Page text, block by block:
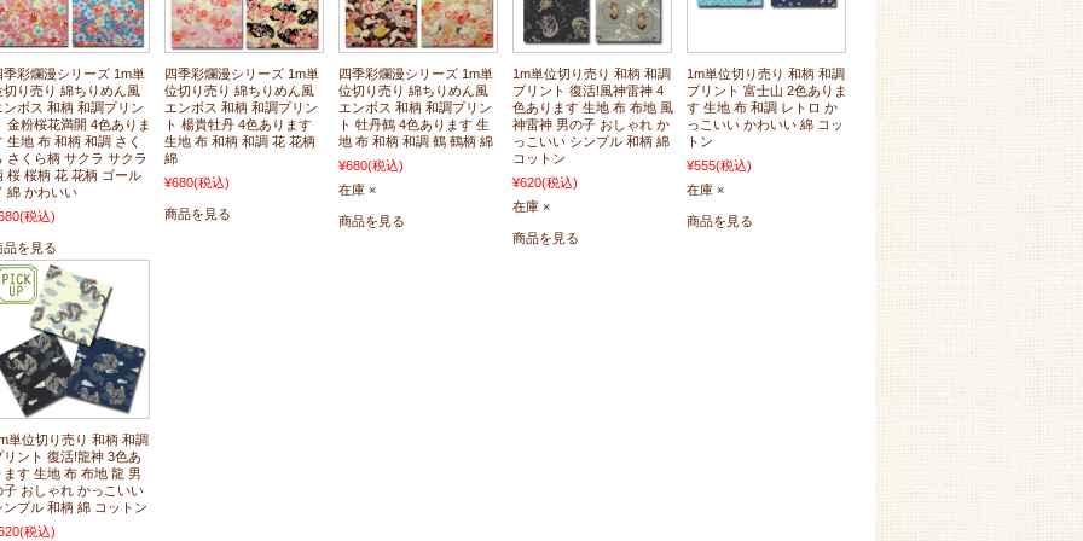
季彩爛漫シリーズ 1m単
切り売り 綿ちりめん風
ンボス 和柄 和調プリン
金粉桜花満開 4色ありま
生地 布 和柄 和調 さく
さくら柄 サクラ サクラ
桜 桜柄 花 花柄 ゴール
綿 かわいい
(税込)
品を見る
四季彩爛漫シリーズ 1m単
位切り売り 綿ちりめん風
エンボス 和柄 和調プリン
ト 楊貴牡丹 4色あります
生地 布 和柄 和調 花 花柄
綿
¥680(税込)
商品を見る
四季彩爛漫シリーズ 1m単
位切り売り 綿ちりめん風
エンボス 和柄 和調プリン
ト 牡丹鶴 4色あります 生
地 布 和柄 和調 鶴 鶴柄 綿
¥680(税込)
在庫 ×
商品を見る
1m単位切り売り 和柄 和調
プリント 復活!風神雷神 4
色あります 生地 布 布地 風
神雷神 男の子 おしゃれ か
っこいい シンプル 和柄 綿
コットン
¥620(税込)
在庫 ×
商品を見る
1m単位切り売り 和柄 和調
プリント 富士山 2色ありま
す 生地 布 和調 レトロ か
っこいい かわいい 綿 コッ
トン
¥555(税込)
在庫 ×
商品を見る
単位切り売り 和柄 和調
リント 復活!龍神 3色あ
ます 生地 布 布地 龍 男
子 おしゃれ かっこいい
ンプル 和柄 綿 コットン
(税込)